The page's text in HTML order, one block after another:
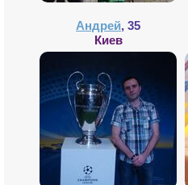
Андрей, 35
Киев